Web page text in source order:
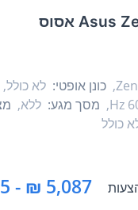
כונן אופטי: לא כולל,
60 מסך מגע: ללא,
כולל
5,087 ₪ - 5,085 ₪